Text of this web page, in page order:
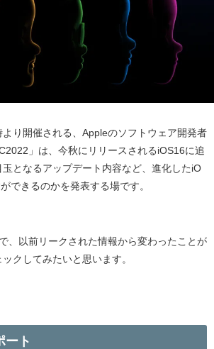
より開催される、 Appleのソフトウェア開発者
」は、今秋にリリースされる iOS16に追
となるアップデート内容など、進化した iO
できるのかを発表する場です。
、以前リークされた情報から変わったことが
クしてみたいと思います。
ート